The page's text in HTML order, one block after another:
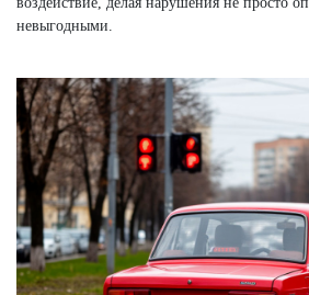
невыгодными.